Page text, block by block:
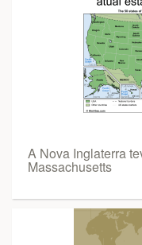
A Nova Inglaterra
Massachusetts